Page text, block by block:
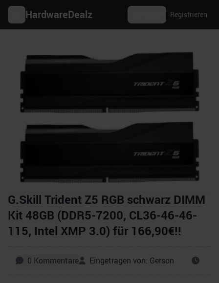
HardwareDealz Registrieren
G.Skill Trident Z5 RGB schwarz DIMM
Kit 48GB (DDR5-7200, CL36-46-46-
115, Intel XMP 3.0) für 166,90€!!
0 Kommentare Eingetragen von: Gerson